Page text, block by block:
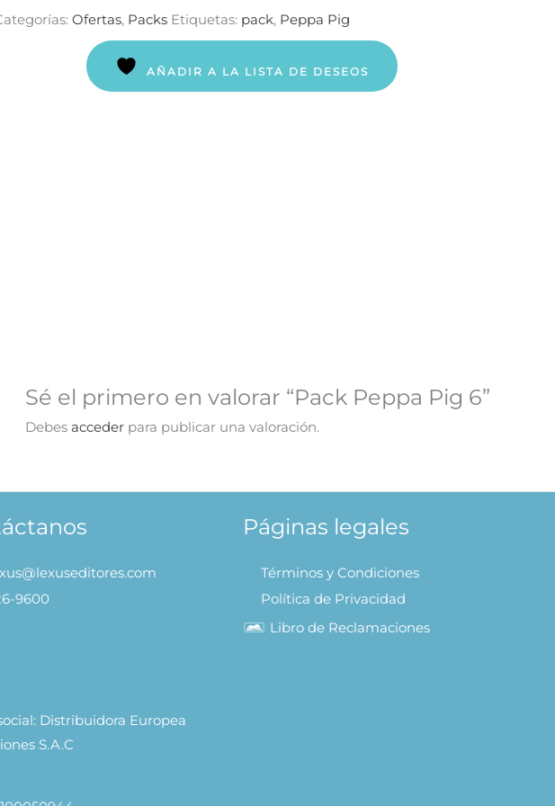
Ofertas, Packs Etiquetas: pack, Peppa Pig
AÑADIR A LA LISTA DE DESEOS
Sé el primero en valorar “Pack Peppa Pig 6”
Debes acceder para publicar una valoración.
9600
Distribuidora Europea
S.A.C
Páginas legales
Términos y Condiciones
Política de Privacidad
Libro de Reclamaciones